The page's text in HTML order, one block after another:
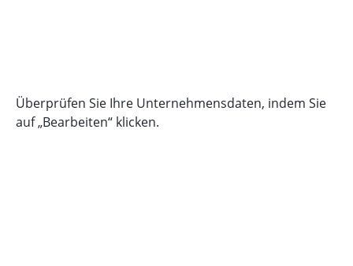
Überprüfen Sie Ihre Unternehmensdaten, indem Sie
auf „Bearbeiten“ klicken.